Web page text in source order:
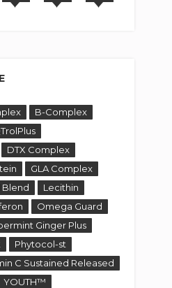
B-Complex
DTX Complex
GLA Complex
Blend
Lecithin
Omega Guard
Ginger Plus
Phytocol-st
C Sustained Released
YOUTH™